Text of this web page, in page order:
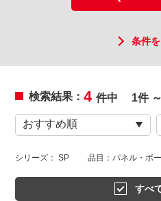
条件
検索結果：4件中 1件
シリーズ： SP 品目：パネル・ボ
すべ